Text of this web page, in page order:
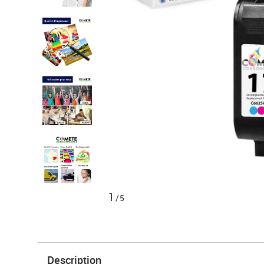
1 /5
Description